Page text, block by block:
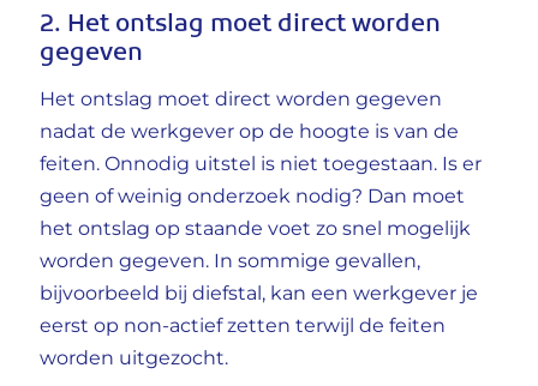
2. Het ontslag moet direct worden
gegeven
Het ontslag moet direct worden gegeven
nadat de werkgever op de hoogte is van de
feiten. Onnodig uitstel is niet toegestaan. Is er
geen of weinig onderzoek nodig? Dan moet
het ontslag op staande voet zo snel mogelijk
worden gegeven. In sommige gevallen,
bijvoorbeeld bij diefstal, kan een werkgever je
eerst op non-actief zetten terwijl de feiten
worden uitgezocht.